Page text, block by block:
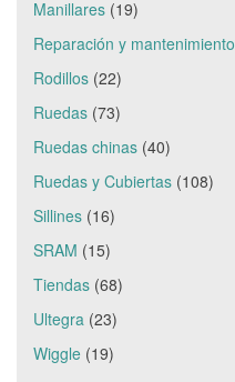
Manillares (19)
Reparación y mantenimiento
Rodillos (22)
Ruedas (73)
Ruedas chinas (40)
Ruedas y Cubiertas (108)
Sillines (16)
SRAM (15)
Tiendas (68)
Ultegra (23)
Wiggle (19)